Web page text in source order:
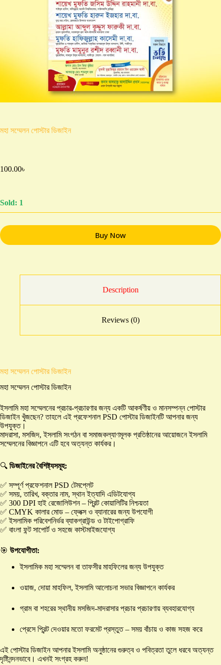
মহা সম্মেলন পোস্টার ডিজাইন
100.00৳
Sold: 1
Buy Now
Description
Reviews (0)
মহা সম্মেলন পোস্টার ডিজাইন
মহা সম্মেলন পোস্টার ডিজাইন
ইসলামি মহা সম্মেলনের প্রচার-প্রচারণার জন্য একটি আকর্ষণীয় ও মানসম্পন্ন পোস্টার
ডিজাইন খুঁজছেন? তাহলে এই প্রফেশনাল PSD পোস্টার ডিজাইনটি আপনার জন্য
উপযুক্ত।
মাদরাসা, মসজিদ, ইসলামি সংগঠন বা সমাজকল্যাণমূলক প্রতিষ্ঠানের আয়োজনে ইসলামি
সম্মেলনের বিজ্ঞাপনে এটি হবে অত্যন্ত কার্যকর।
🔍 ডিজাইনের বৈশিষ্ট্যসমূহ:
✅ সম্পূর্ণ প্রফেশনাল PSD টেমপ্লেট
✅ সময়, তারিখ, বক্তার নাম, স্থান ইত্যাদি এডিটযোগ্য
✅ 300 DPI হাই রেজোলিউশন – প্রিন্ট কোয়ালিটির নিশ্চয়তা
✅ CMYK কালার মোড – ফ্লেক্স ও ব্যানারের জন্য উপযোগী
✅ ইসলামিক পরিবেশনির্ভর ব্যাকগ্রাউন্ড ও টাইপোগ্রাফি
✅ বাংলা ফন্ট সাপোর্ট ও সহজে কাস্টমাইজযোগ্য
🎯 উপযোগীতা:
ইসলামিক মহা সম্মেলন বা তাফসীর মাহফিলের জন্য উপযুক্ত
ওয়াজ, দোয়া মাহফিল, ইসলামি আলোচনা সভার বিজ্ঞাপনে কার্যকর
গ্রাম বা শহরের স্থানীয় মসজিদ-মাদরাসার প্রচার প্রচারণায় ব্যবহারযোগ্য
প্রেসে প্রিন্ট দেওয়ার মতো ফরমেট প্রস্তুত – সময় বাঁচায় ও কাজ সহজ করে
এই পোস্টার ডিজাইন আপনার ইসলামি অনুষ্ঠানের গুরুত্ব ও পবিত্রতা তুলে ধরবে অত্যন্ত
দৃষ্টিনন্দনভাবে। এখনই সংগ্রহ করুন!